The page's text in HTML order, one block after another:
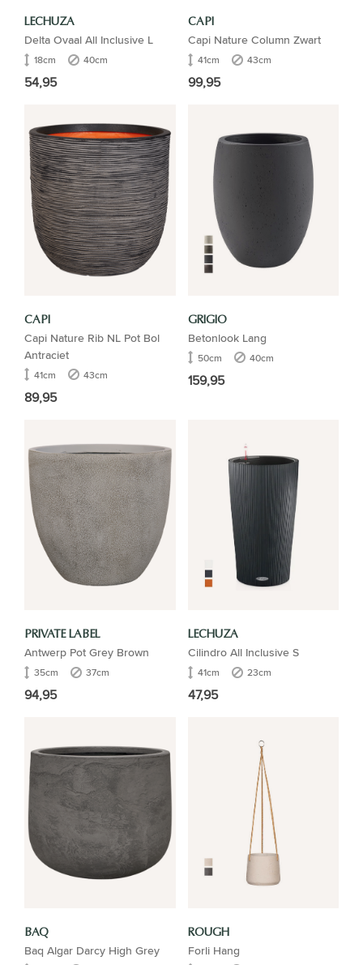
LECHUZA
Delta Ovaal All Inclusive L
18cm 40cm
54,95
CAPI
Capi Nature Column Zwart
41cm 43cm
99,95
CAPI
Capi Nature Rib NL Pot Bol
Antraciet
41cm 43cm
89,95
GRIGIO
Betonlook Lang
50cm 40cm
159,95
PRIVATE LABEL
Antwerp Pot Grey Brown
35cm 37cm
94,95
LECHUZA
Cilindro All Inclusive S
41cm 23cm
47,95
BAQ
Baq Algar Darcy High Grey
ROUGH
Forli Hang